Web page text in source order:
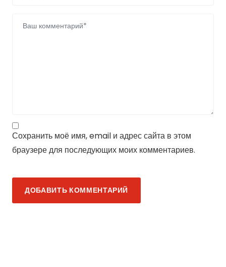
Сохранить моё имя, email и адрес сайта в этом
браузере для последующих моих комментариев.
ДОБАВИТЬ КОММЕНТАРИЙ